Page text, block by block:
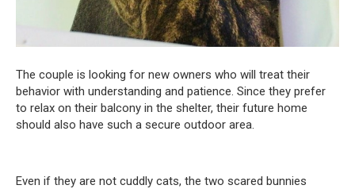
The couple is looking for new owners who will treat their
behavior with understanding and patience. Since they prefer
to relax on their balcony in the shelter, their future home
should also have such a secure outdoor area.
Even if they are not cuddly cats, the two scared bunnies